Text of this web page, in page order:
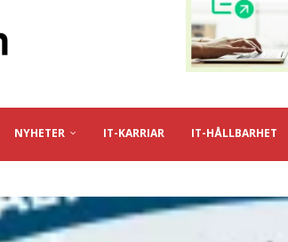
NYHETER IT-KARRIAR IT-HÅLLBARHET